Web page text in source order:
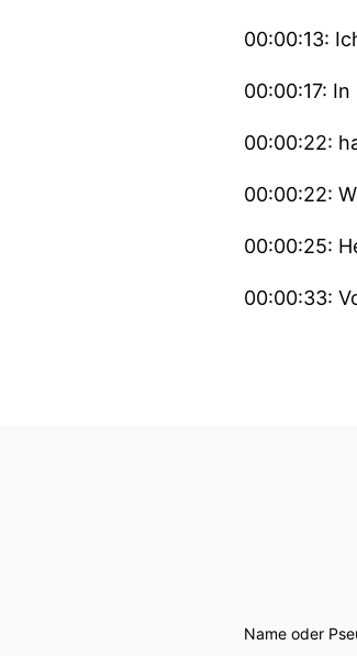
00:00:13:
00:00:17:
00:00:22:
00:00:22:
00:00:25:
00:00:33:
Name oder